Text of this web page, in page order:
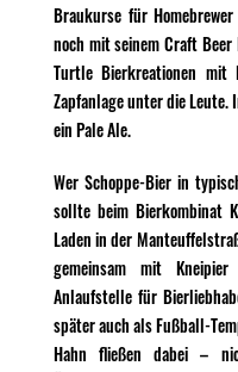
Braukurse für
noch mit seinem Craft
Turtle Bierkreationen mit
Zapfanlage unter die Leute.
ein Pale Ale.
Wer Schoppe-Bier in
sollte beim Bierkombinat
Laden in der
gemeinsam mit
Anlaufstelle für
später auch als Fußball-
Hahn fließen dabei –